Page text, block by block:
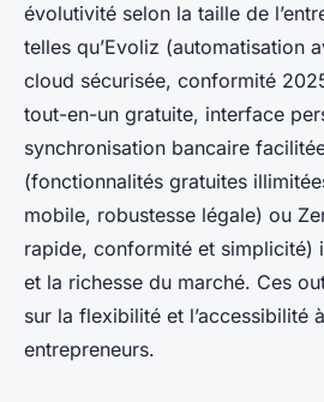
évolutivité selon la taille de
telles qu’Evoliz (automatisation
cloud sécurisée, conformité
tout-en-un gratuite, interface
synchronisation bancaire
(fonctionnalités gratuites
mobile, robustesse légale) ou
rapide, conformité et simplicité)
et la richesse du marché. Ces
sur la flexibilité et l’accessibilité
entrepreneurs.